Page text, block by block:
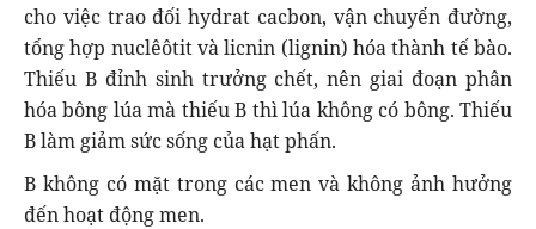
cho việc trao đối hydrat cacbon, vận chuyển đường,
tổng hợp nuclêôtit và licnin (lignin) hóa thành tế bào.
Thiếu B đỉnh sinh trưởng chết, nên giai đoạn phân
hóa bông lúa mà thiếu B thì lúa không có bông. Thiếu
B làm giảm sức sống của hạt phấn.
B không có mặt trong các men và không ảnh hưởng
đến hoạt động men.